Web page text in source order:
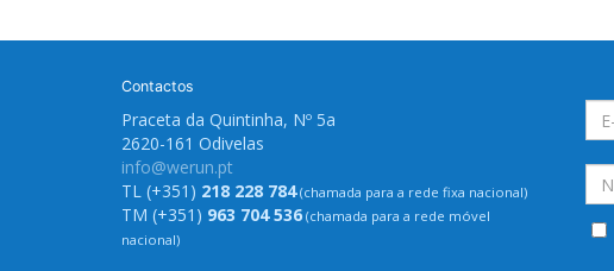
Contactos
Praceta da Quintinha, Nº 5a
2620-161 Odivelas
info@werun.pt
TL (+351) 218 228 784(chamada para a rede fixa nacional)
TM (+351) 963 704 536 (chamada para a rede móvel
nacional)